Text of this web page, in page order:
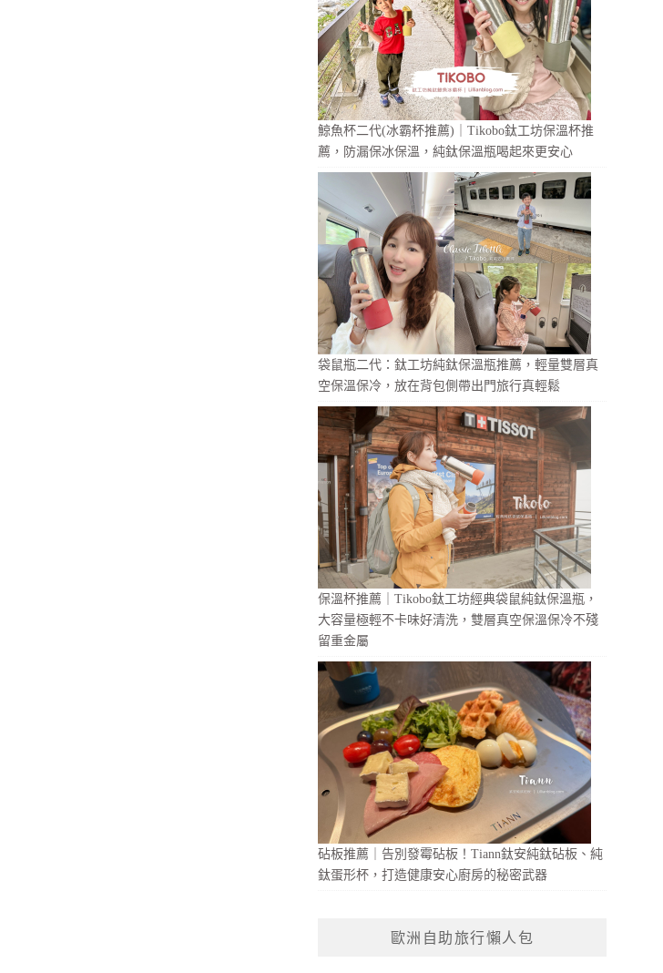
鯨魚杯二代(冰霸杯推薦)｜Tikobo鈦工坊保溫杯推
薦，防漏保冰保溫，純鈦保溫瓶喝起來更安心
袋鼠瓶二代：鈦工坊純鈦保溫瓶推薦，輕量雙層真
空保溫保冷，放在背包側帶出門旅行真輕鬆
保溫杯推薦｜Tikobo鈦工坊經典袋鼠純鈦保溫瓶，
大容量極輕不卡味好清洗，雙層真空保溫保冷不殘
留重金屬
砧板推薦｜告別發霉砧板！Tiann鈦安純鈦砧板、純
鈦蛋形杯，打造健康安心廚房的秘密武器
歐洲自助旅行懶人包